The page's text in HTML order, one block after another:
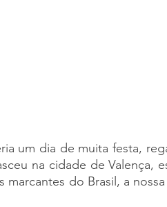
um dia de muita festa,
na cidade de Valença,
marcantes do Brasil, a